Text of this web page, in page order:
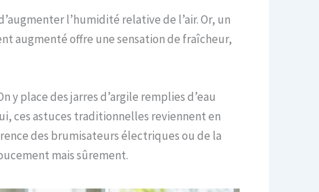
l’humidité relative de l’air. Or, un
augmenté offre une sensation de fraîcheur,
place des jarres d’argile remplies d’eau
ces astuces traditionnelles reviennent en
des brumisateurs électriques ou de la
mais sûrement.